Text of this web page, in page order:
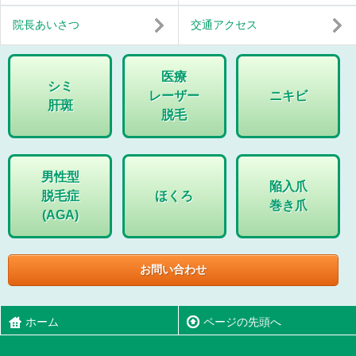
院長あいさつ 交通アクセス
シミ
肝斑
医療
レーザー
脱毛
ニキビ
男性型
脱毛症
(AGA)
ほくろ
陥入爪
巻き爪
お問い合わせ
ホーム ページの先頭へ